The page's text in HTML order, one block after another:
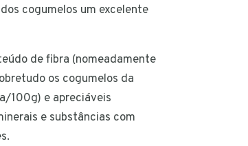
cogumelos um excelente
de fibra (nomeadamente
os cogumelos da
100g) e apreciáveis
e substâncias com